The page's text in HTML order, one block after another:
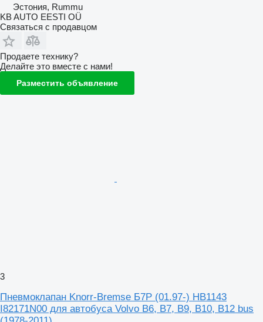
Эстония, Rummu
KB AUTO EESTI OÜ
Связаться с продавцом
Продаете технику?
Делайте это вместе с нами!
Разместить объявление
3
Пневмоклапан Knorr-Bremse Б7Р (01.97-) HB1143
I82171N00 для автобуса Volvo B6, B7, B9, B10, B12 bus